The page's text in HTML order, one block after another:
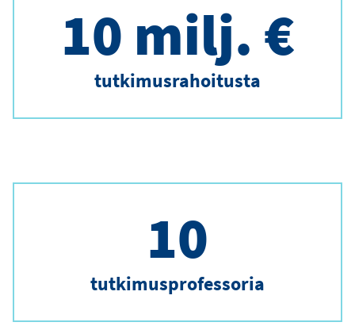
10 milj. €
tutkimusrahoitusta
10
tutkimusprofessoria